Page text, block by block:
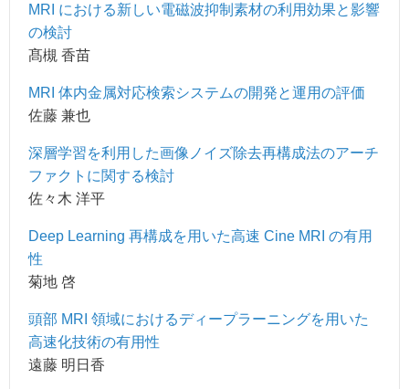
MRI における新しい電磁波抑制素材の利用効果と影響
の検討
髙槻 香苗
MRI 体内金属対応検索システムの開発と運用の評価
佐藤 兼也
深層学習を利用した画像ノイズ除去再構成法のアーチ
ファクトに関する検討
佐々木 洋平
Deep Learning 再構成を用いた高速 Cine MRI の有用
性
菊地 啓
頭部 MRI 領域におけるディープラーニングを用いた
高速化技術の有用性
遠藤 明日香